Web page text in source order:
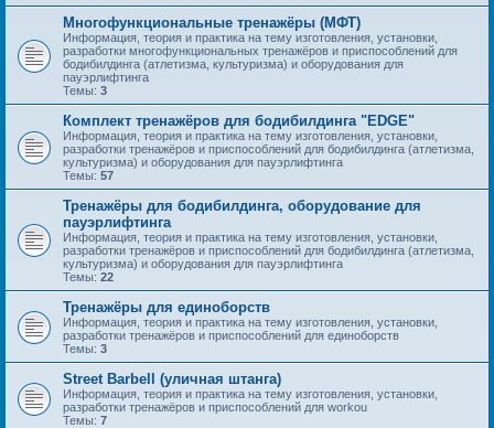
Многофункциональные тренажёры (МФТ)
Информация, теория и практика на тему изготовления, установки,
разработки многофункциональных тренажёров и приспособлений для
бодибилдинга (атлетизма, культуризма) и оборудования для
пауэрлифтинга
Темы: 3
Комплект тренажёров для бодибилдинга "EDGE"
Информация, теория и практика на тему изготовления, установки,
разработки тренажёров и приспособлений для бодибилдинга (атлетизма,
культуризма) и оборудования для пауэрлифтинга
Темы: 57
Тренажёры для бодибилдинга, оборудование для
пауэрлифтинга
Информация, теория и практика на тему изготовления, установки,
разработки тренажёров и приспособлений для бодибилдинга (атлетизма,
культуризма) и оборудования для пауэрлифтинга
Темы: 22
Тренажёры для единоборств
Информация, теория и практика на тему изготовления, установки,
разработки тренажёров и приспособлений для единоборств
Темы: 3
Street Barbell (уличная штанга)
Информация, теория и практика на тему изготовления, установки,
разработки тренажёров и приспособлений для workou
Темы: 7